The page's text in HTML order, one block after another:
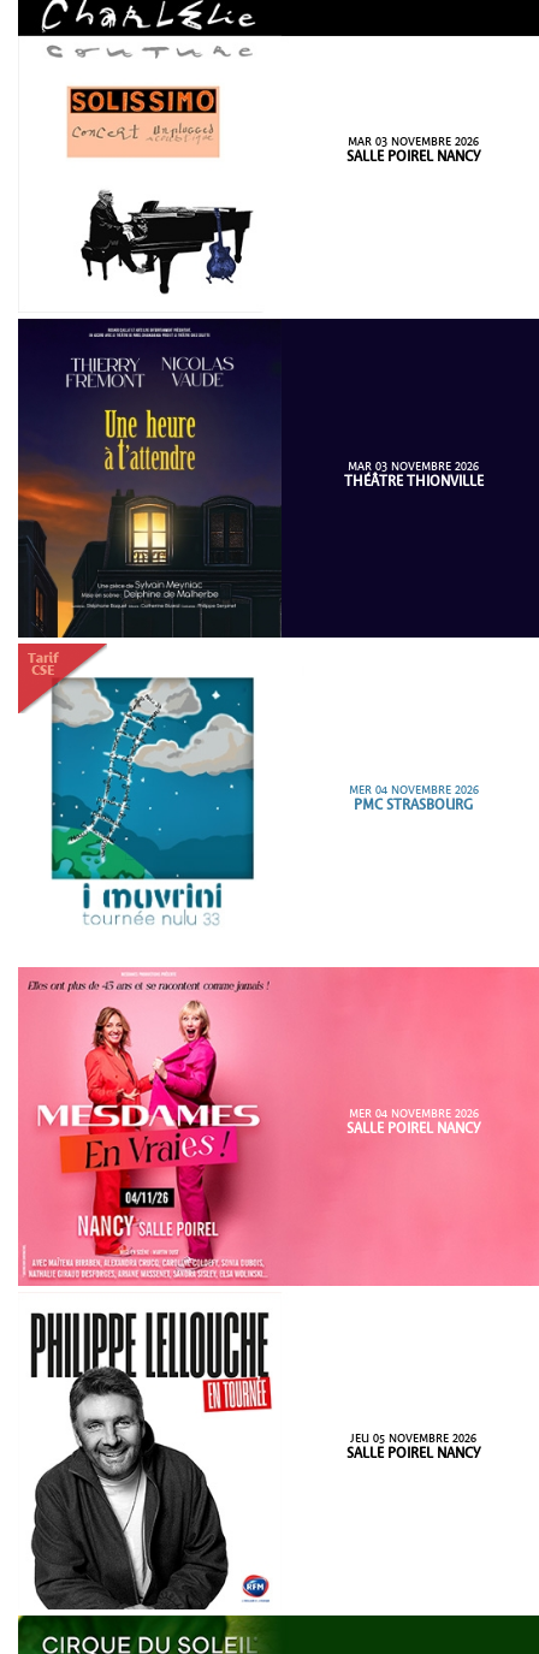
MAR 03 NOVEMBRE 2026
SALLE POIREL NANCY
MAR 03 NOVEMBRE 2026
THÉÂTRE THIONVILLE
MER 04 NOVEMBRE 2026
PMC STRASBOURG
MER 04 NOVEMBRE 2026
SALLE POIREL NANCY
JEU 05 NOVEMBRE 2026
SALLE POIREL NANCY